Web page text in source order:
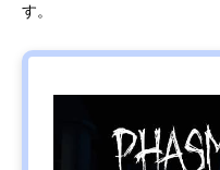
す。